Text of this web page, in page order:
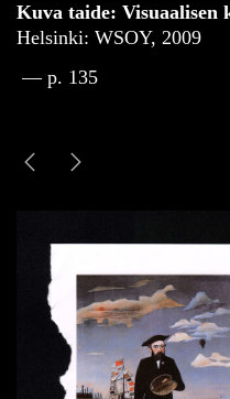
Kuva taide:
Helsinki: WSOY, 2009
— p. 135